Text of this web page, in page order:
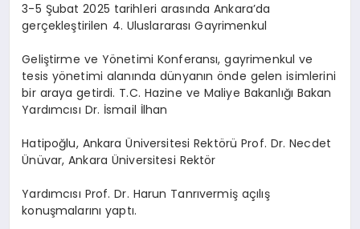
3-5 Şubat 2025 tarihleri arasında Ankara’da
gerçekleştirilen 4. Uluslararası Gayrimenkul
Geliştirme ve Yönetimi Konferansı, gayrimenkul ve
tesis yönetimi alanında dünyanın önde gelen isimlerini
bir araya getirdi. T.C. Hazine ve Maliye Bakanlığı Bakan
Yardımcısı Dr. İsmail İlhan
Hatipoğlu, Ankara Üniversitesi Rektörü Prof. Dr. Necdet
Ünüvar, Ankara Üniversitesi Rektör
Yardımcısı Prof. Dr. Harun Tanrıvermiş açılış
konuşmalarını yaptı.